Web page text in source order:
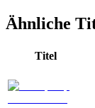
Ähnliche
Titel